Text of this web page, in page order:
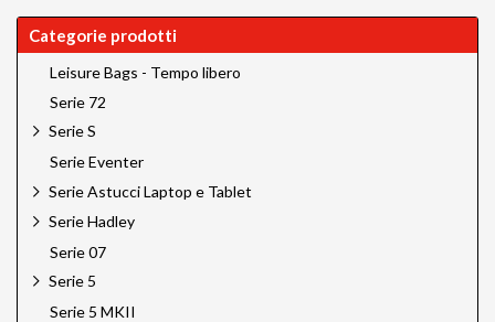
Categorie prodotti
Leisure Bags - Tempo libero
Serie 72
Serie S
Serie Eventer
Serie Astucci Laptop e Tablet
Serie Hadley
Serie 07
Serie 5
Serie 5 MKII